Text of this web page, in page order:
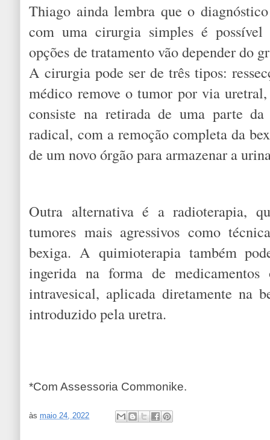
Thiago ainda lembra que o
com uma cirurgia simples é
opções de tratamento vão depender do
A cirurgia pode ser de três tipos:
médico remove o tumor por via
consiste na retirada de uma parte
radical, com a remoção completa da
de um novo órgão para armazenar a
Outra alternativa é a radioterapia,
tumores mais agressivos como
bexiga. A quimioterapia também
ingerida na forma de
intravesical, aplicada diretamente na
introduzido pela uretra.
*Com Assessoria Commonike.
às maio 24, 2022